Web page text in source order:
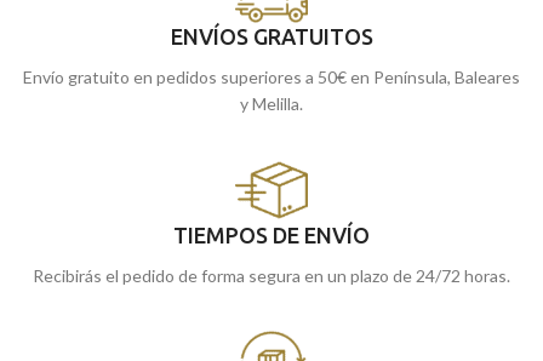
ENVÍOS GRATUITOS
Envío gratuito en pedidos superiores a 50€ en Península, Baleares
y Melilla.
TIEMPOS DE ENVÍO
Recibirás el pedido de forma segura en un plazo de 24/72 horas.